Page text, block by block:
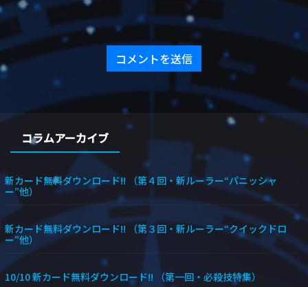
コラムアーカイブ
新カード無料ダウンロード!! （第４回・新ルーラー“パニッシャ
ー”他）
新カード無料ダウンロード!! （第３回・新ルーラー“クイックドロ
ー”他）
10/10 新カード無料ダウンロード!! （第一回・必殺技特集）